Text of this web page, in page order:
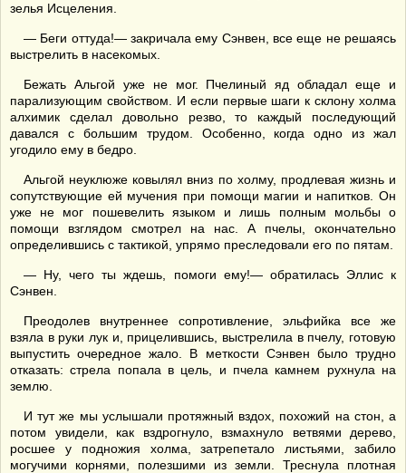
зелья Исцеления.
— Беги оттуда!— закричала ему Сэнвен, все еще не решаясь
выстрелить в насекомых.
Бежать Альгой уже не мог. Пчелиный яд обладал еще и
парализующим свойством. И если первые шаги к склону холма
алхимик сделал довольно резво, то каждый последующий
давался с большим трудом. Особенно, когда одно из жал
угодило ему в бедро.
Альгой неуклюже ковылял вниз по холму, продлевая жизнь и
сопутствующие ей мучения при помощи магии и напитков. Он
уже не мог пошевелить языком и лишь полным мольбы о
помощи взглядом смотрел на нас. А пчелы, окончательно
определившись с тактикой, упрямо преследовали его по пятам.
— Ну, чего ты ждешь, помоги ему!— обратилась Эллис к
Сэнвен.
Преодолев внутреннее сопротивление, эльфийка все же
взяла в руки лук и, прицелившись, выстрелила в пчелу, готовую
выпустить очередное жало. В меткости Сэнвен было трудно
отказать: стрела попала в цель, и пчела камнем рухнула на
землю.
И тут же мы услышали протяжный вздох, похожий на стон, а
потом увидели, как вздрогнуло, взмахнуло ветвями дерево,
росшее у подножия холма, затрепетало листьями, забило
могучими корнями, полезшими из земли. Треснула плотная